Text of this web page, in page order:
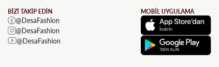
BİZİ TAKİP EDİN
@DesaFashion
@DesaFashion
@DesaFashion
MOBİL UYGULAMA